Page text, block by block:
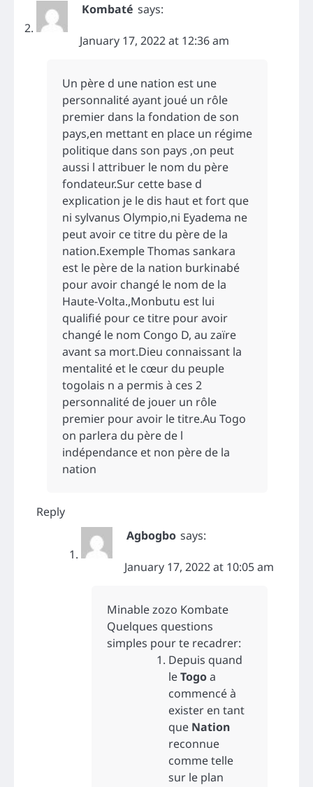
Kombaté says:
January 17, 2022 at 12:36 am
Un père d une nation est une
personnalité ayant joué un rôle
premier dans la fondation de son
pays,en mettant en place un régime
politique dans son pays ,on peut
aussi l attribuer le nom du père
fondateur.Sur cette base d
explication je le dis haut et fort que
ni sylvanus Olympio,ni Eyadema ne
peut avoir ce titre du père de la
nation.Exemple Thomas sankara
est le père de la nation burkinabé
pour avoir changé le nom de la
Haute-Volta.,Monbutu est lui
qualifié pour ce titre pour avoir
changé le nom Congo D, au zaïre
avant sa mort.Dieu connaissant la
mentalité et le cœur du peuple
togolais n a permis à ces 2
personnalité de jouer un rôle
premier pour avoir le titre.Au Togo
on parlera du père de l
indépendance et non père de la
nation
Reply
Agbogbo says:
January 17, 2022 at 10:05 am
Minable zozo Kombate
Quelques questions
simples pour te recadrer:
Depuis quand
leTogoa
commencé à
exister en tant
que Nation
reconnue
comme telle
sur le plan